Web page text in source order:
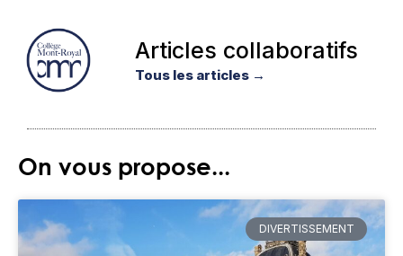
Articles collaboratifs
Tous les articles →
On vous propose...
DIVERTISSEMENT